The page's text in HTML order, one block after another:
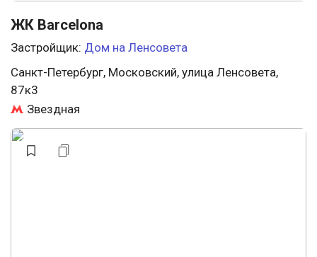
ЖК Barcelona
Застройщик: Дом на Ленсовета
Санкт-Петербург, Московский, улица Ленсовета,
87к3
Звездная